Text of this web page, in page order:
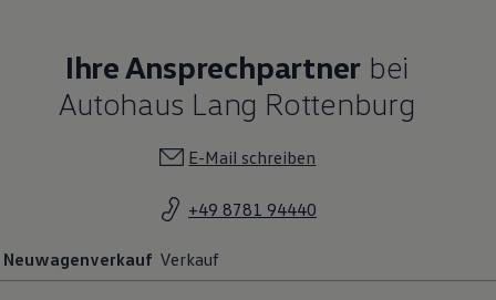
Ihre Ansprechpartner bei
Autohaus Lang Rottenburg
E-Mail schreiben
+49 8781 94440
Neuwagenverkauf Verkauf